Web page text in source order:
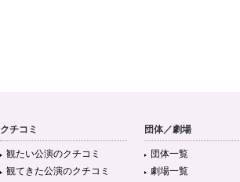
クチコミ
観たい公演のクチコミ
観てきた公演のクチコミ
団体／劇場
団体一覧
劇場一覧